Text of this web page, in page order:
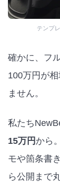
テンプ
確かに、フ
100万円が
ません。
私たち
15万円 から
モや箇条書
ら公開まで